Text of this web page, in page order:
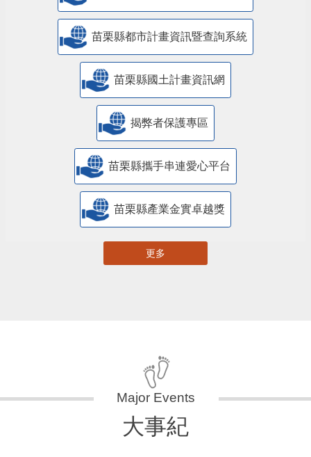
苗栗縣都市計畫資訊暨查詢系統
苗栗縣國土計畫資訊網
揭弊者保護專區
苗栗縣攜手串連愛心平台
苗栗縣產業金實卓越獎
更多
大事紀